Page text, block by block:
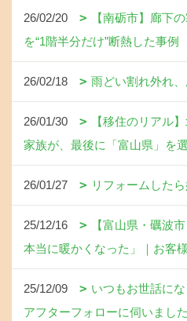
26/02/20
【南砺市】廊下
を“1階半分だけ”断熱した事例
26/02/18 雨どい割れ外れ
26/01/30
【移住のリアル
家族が、最後に「富山県」を
26/01/27 リフォームした
25/12/16
【富山県・礪波
本当に暖かくなった」｜お客
25/12/09
いつもお世話に
アフターフォローに伺いました